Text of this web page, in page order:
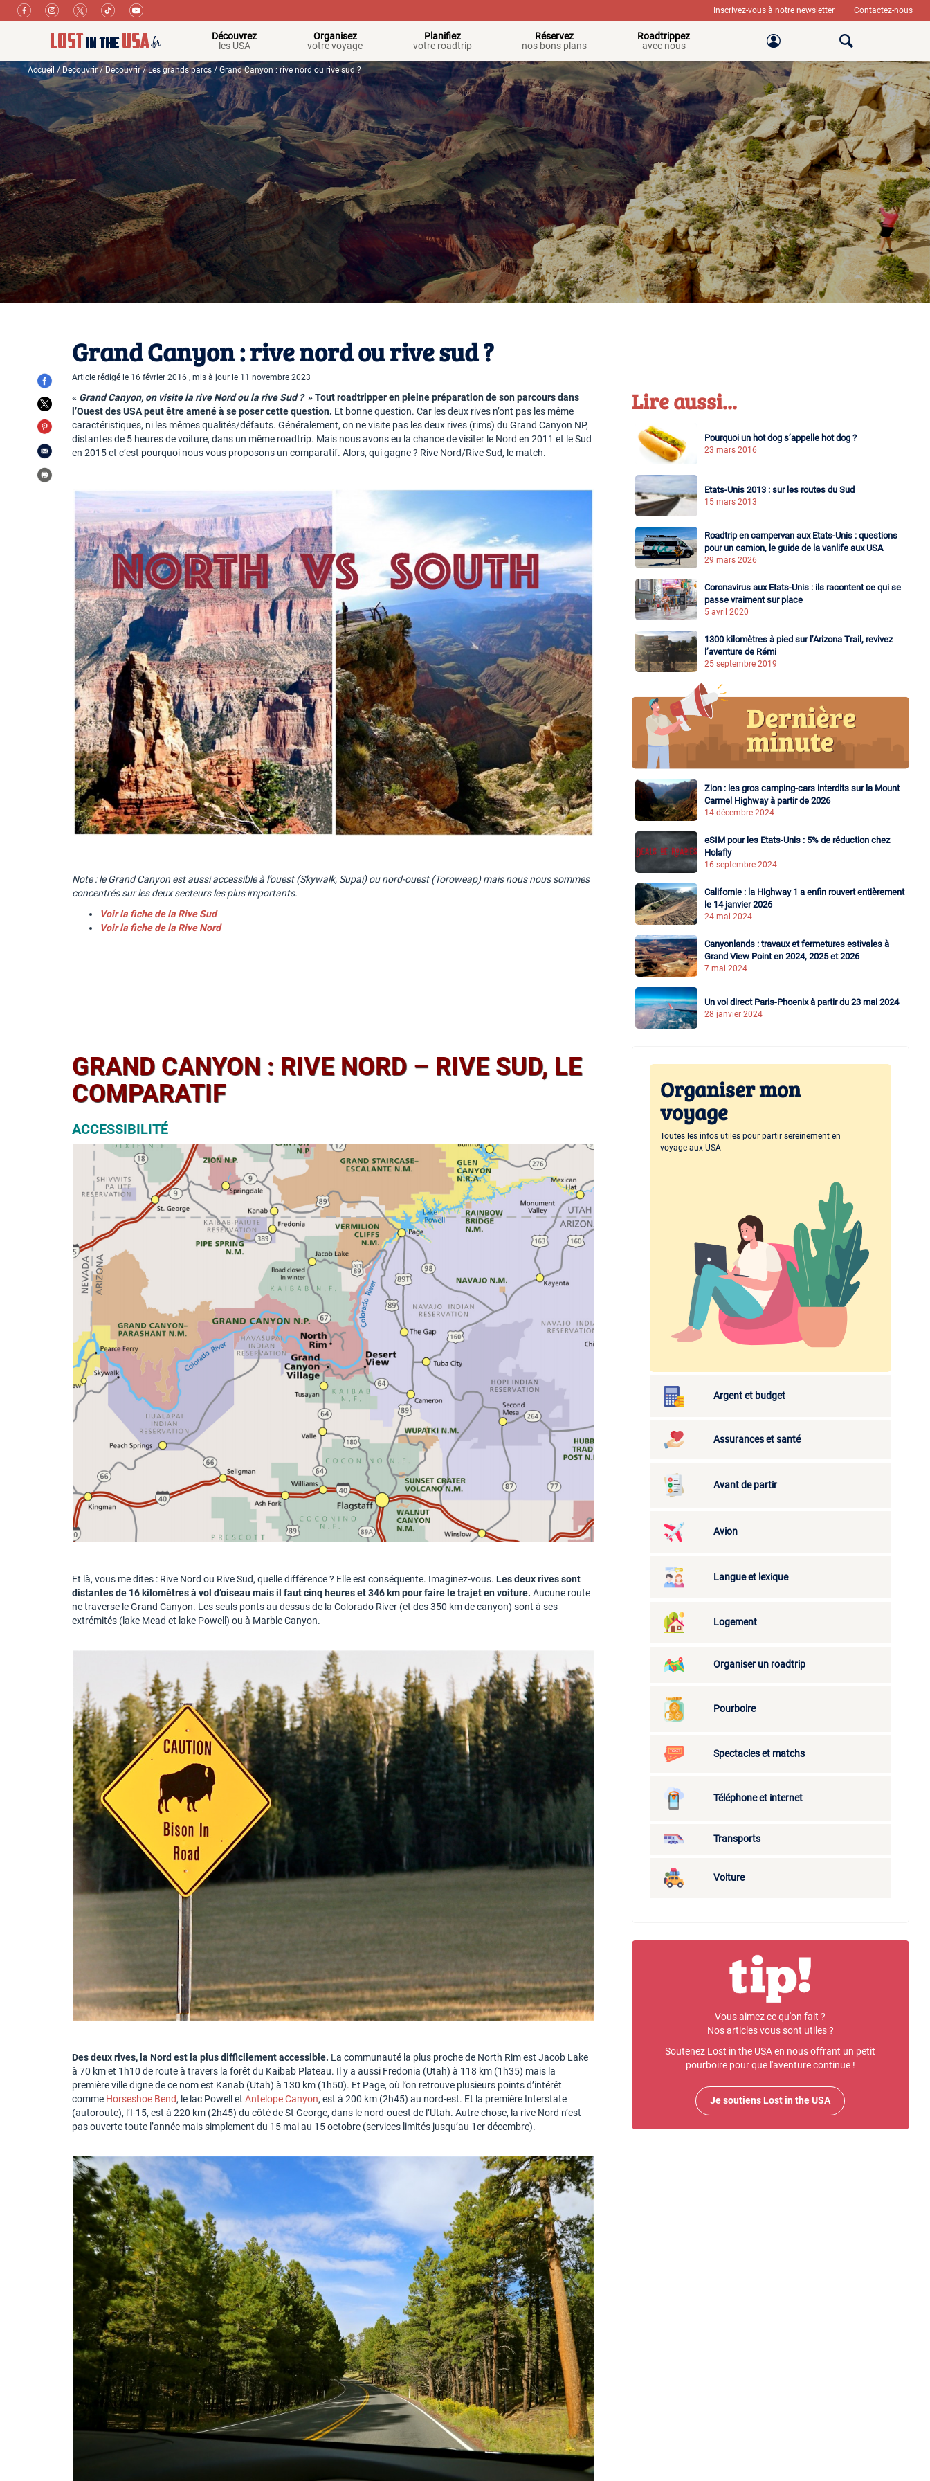
Inscrivez-vous à notre newsletter Contactez-nous
Découvrez
les USA
Organisez
votre voyage
Planifiez
votre roadtrip
Réservez
nos bons plans
Roadtrippez
avec nous
Accueil/Decouvrir/ Decouvrir/Les grands parcs / Grand Canyon : rive nord ou rive sud ?
Grand Canyon : rive nord ou rive sud ?
Article rédigé le 16 février 2016 , mis à jour le 11 novembre 2023
« Grand Canyon, on visite la rive Nord ou la rive Sud ? » Tout roadtripper en pleine préparation de son parcours dans
l’Ouest des USA peut être amené à se poser cette question. Et bonne question. Car les deux rives n’ont pas les même
caractéristiques, ni les mêmes qualités/défauts. Généralement, on ne visite pas les deux rives (rims) du Grand Canyon NP,
distantes de 5 heures de voiture, dans un même roadtrip. Mais nous avons eu la chance de visiter le Nord en 2011 et le Sud
en 2015 et c’est pourquoi nous vous proposons un comparatif. Alors, qui gagne ? Rive Nord/Rive Sud, le match.
Note : le Grand Canyon est aussi accessible à l’ouest (Skywalk, Supai) ou nord-ouest (Toroweap) mais nous nous sommes
concentrés sur les deux secteurs les plus importants.
Voir la fiche de la Rive Sud
Voir la fiche de la Rive Nord
GRAND CANYON : RIVE NORD – RIVE SUD, LE
COMPARATIF
ACCESSIBILITÉ
Et là, vous me dites : Rive Nord ou Rive Sud, quelle différence ? Elle est conséquente. Imaginez-vous.Les deux rives sont
distantes de 16 kilomètres à vol d’oiseau mais il faut cinq heures et 346 km pour faire le trajet en voiture.Aucune route
ne traverse le Grand Canyon. Les seuls ponts au dessus de la Colorado River (et des 350 km de canyon) sont à ses
extrémités (lake Mead et lake Powell) ou à Marble Canyon.
Des deux rives, la Nord est la plus difficilement accessible. La communauté la plus proche de North Rim est Jacob Lake
à 70 km et 1h10 de route à travers la forêt du Kaibab Plateau. Il y a aussi Fredonia (Utah) à 118 km (1h35) mais la
première ville digne de ce nom est Kanab (Utah) à 130 km (1h50). Et Page, où l’on retrouve plusieurs points d’intérêt
comme Horseshoe Bend, le lac Powell etAntelope Canyon, est à 200 km (2h45) au nord-est. Et la première Interstate
(autoroute), l’I-15, est à 220 km (2h45) du côté de St George, dans le nord-ouest de l’Utah. Autre chose, la rive Nord n’est
pas ouverte toute l’année mais simplement du 15 mai au 15 octobre (services limités jusqu’au 1er décembre).
Lire aussi...
Pourquoi un hot dog s’appelle hot dog ?
23 mars 2016
Etats-Unis 2013 : sur les routes du Sud
15 mars 2013
Roadtrip en campervan aux Etats-Unis : questions
pour un camion, le guide de la vanlife aux USA
29 mars 2026
Coronavirus aux Etats-Unis : ils racontent ce qui se
passe vraiment sur place
5 avril 2020
1300 kilomètres à pied sur l’Arizona Trail, revivez
l’aventure de Rémi
25 septembre 2019
Zion : les gros camping-cars interdits sur la Mount
Carmel Highway à partir de 2026
14 décembre 2024
eSIM pour les Etats-Unis : 5% de réduction chez
Holafly
16 septembre 2024
Californie : la Highway 1 a enfin rouvert entièrement
le 14 janvier 2026
24 mai 2024
Canyonlands : travaux et fermetures estivales à
Grand View Point en 2024, 2025 et 2026
7 mai 2024
Un vol direct Paris-Phoenix à partir du 23 mai 2024
28 janvier 2024
Organiser mon
voyage
Toutes les infos utiles pour partir sereinement en
voyage aux USA
Argent et budget
Assurances et santé
Avant de partir
Avion
Langue et lexique
Logement
Organiser un roadtrip
Pourboire
Spectacles et matchs
Téléphone et internet
Transports
Voiture
Vous aimez ce qu'on fait ?
Nos articles vous sont utiles ?
Soutenez Lost in the USA en nous offrant un petit
pourboire pour que l'aventure continue !
Je soutiens Lost in the USA